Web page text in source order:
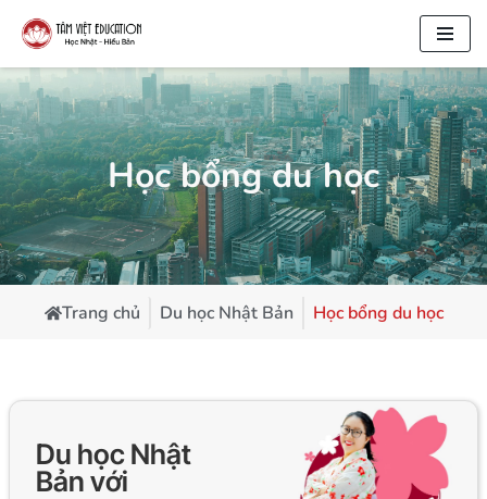
tới
nội
dung
Học bổng du học
Trang chủ Du học Nhật Bản Học bổng du học
Du học Nhật
Bản với